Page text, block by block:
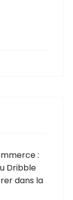
:
Dribble
dans la